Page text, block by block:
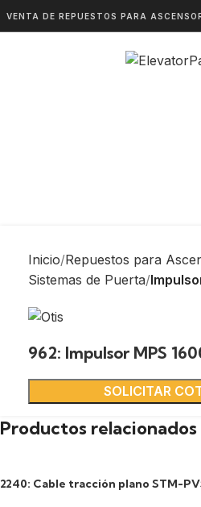
VENTA DE REPUESTOS PARA
Inicio Repuestos para
Sistemas de Puerta
962: Impulsor MPS
SOLICITAR
Productos relacionados
2240: Cable tracción plano STM-